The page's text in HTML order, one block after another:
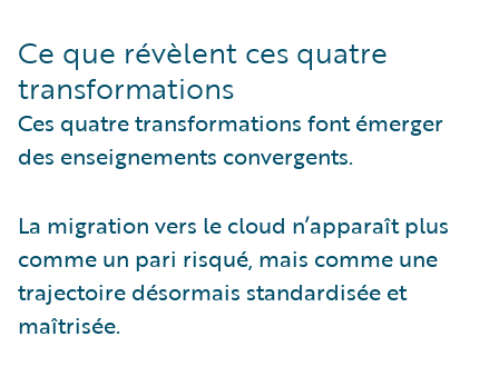
Ce que révèlent ces quatre
transformations
Ces quatre transformations font émerger
des enseignements convergents.
La migration vers le cloud n’apparaît plus
comme un pari risqué, mais comme une
trajectoire désormais standardisée et
maîtrisée.